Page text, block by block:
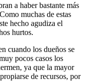
a haber bastante más
muchas de estas
hecho agudiza el
hurtos.
cuando los dueños se
pocos casos los
ya que la mayor
de recursos, por